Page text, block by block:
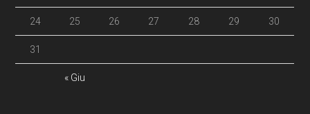
« Giu
24 25 26 27 28 29 30
31